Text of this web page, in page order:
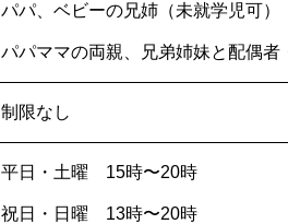
パパ、ベビーの兄姉（未就学児可）
パパママの両親、兄弟姉妹と配偶者
制限なし
平日・土曜 15時〜20時
祝日・日曜 13時〜20時